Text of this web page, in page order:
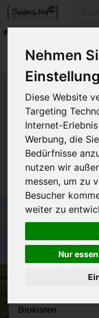
Nehmen
Diese Website
Targeting
Internet-
Werbung, die
Bedürfnisse
nutzen wir
messen, um zu
Besucher
weiter zu
Nur
Produkte
Saucen
Produkt
Das von Ihnen
nicht verfügbar.
Biokisten